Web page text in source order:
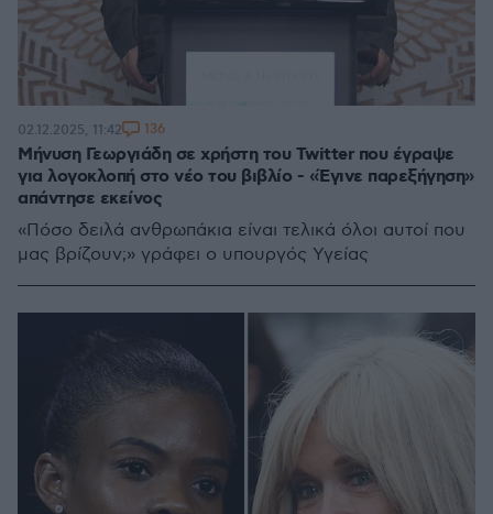
Mήνυση Γεωργιάδη σε χρήστη του Twitter που έγραψε
για λογοκλοπή στο νέο του βιβλίο - «Έγινε παρεξήγηση»
απάντησε εκείνος
«Πόσο δειλά ανθρωπάκια είναι τελικά όλοι αυτοί που
μας βρίζουν;» γράφει ο υπουργός Υγείας
02.12.2025, 11:42 136